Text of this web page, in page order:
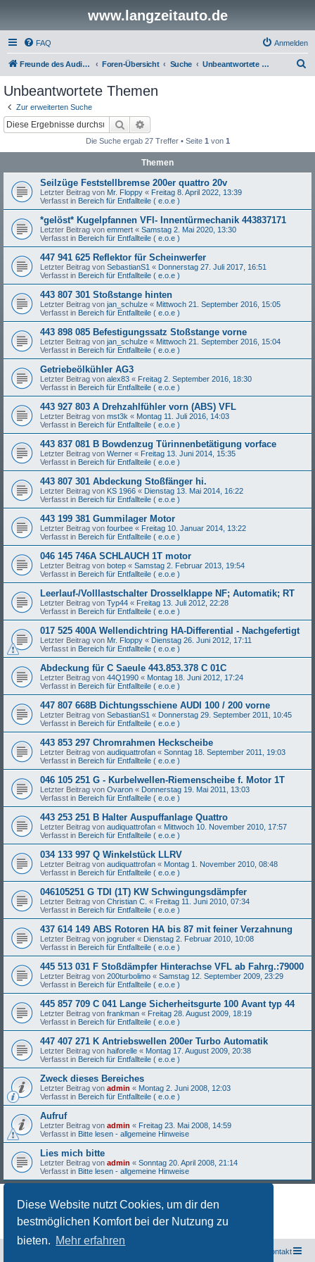
Diese Website nutzt Cookies, um dir den
bestmöglichen Komfort bei der Nutzung zu
bieten. Mehr erfahren
www.langzeitauto.de
FAQ Anmelden
Freunde des Audi Typ 44 e.V. Foren-Übersicht Suche Unbeantwortete Themen
Unbeantwortete Themen
Zur erweiterten Suche
Suche
Die Suche ergab 27 Treffer • Seite 1 von 1
Themen
Seilzüge Feststellbremse 200er quattro 20v
Letzter Beitrag von Mr. Floppy « Freitag 8. April 2022, 13:39
Verfasst in Bereich für Entfallteile ( e.o.e )
*gelöst* Kugelpfannen VFl- Innentürmechanik 443837171
Letzter Beitrag von emmert « Samstag 2. Mai 2020, 13:30
Verfasst in Bereich für Entfallteile ( e.o.e )
447 941 625 Reflektor für Scheinwerfer
Letzter Beitrag von SebastianS1 « Donnerstag 27. Juli 2017, 16:51
Verfasst in Bereich für Entfallteile ( e.o.e )
443 807 301 Stoßstange hinten
Letzter Beitrag von jan_schulze « Mittwoch 21. September 2016, 15:05
Verfasst in Bereich für Entfallteile ( e.o.e )
443 898 085 Befestigungssatz Stoßstange vorne
Letzter Beitrag von jan_schulze « Mittwoch 21. September 2016, 15:04
Verfasst in Bereich für Entfallteile ( e.o.e )
Getriebeölkühler AG3
Letzter Beitrag von alex83 « Freitag 2. September 2016, 18:30
Verfasst in Bereich für Entfallteile ( e.o.e )
443 927 803 A Drehzahlfühler vorn (ABS) VFL
Letzter Beitrag von mst3k « Montag 11. Juli 2016, 14:03
Verfasst in Bereich für Entfallteile ( e.o.e )
443 837 081 B Bowdenzug Türinnenbetätigung vorface
Letzter Beitrag von Werner « Freitag 13. Juni 2014, 15:35
Verfasst in Bereich für Entfallteile ( e.o.e )
443 807 301 Abdeckung Stoßfänger hi.
Letzter Beitrag von KS 1966 « Dienstag 13. Mai 2014, 16:22
Verfasst in Bereich für Entfallteile ( e.o.e )
443 199 381 Gummilager Motor
Letzter Beitrag von fourbee « Freitag 10. Januar 2014, 13:22
Verfasst in Bereich für Entfallteile ( e.o.e )
046 145 746A SCHLAUCH 1T motor
Letzter Beitrag von botep « Samstag 2. Februar 2013, 19:54
Verfasst in Bereich für Entfallteile ( e.o.e )
Leerlauf-/Volllastschalter Drosselklappe NF; Automatik; RT
Letzter Beitrag von Typ44 « Freitag 13. Juli 2012, 22:28
Verfasst in Bereich für Entfallteile ( e.o.e )
017 525 400A Wellendichtring HA-Differential - Nachgefertigt
Letzter Beitrag von Mr. Floppy « Dienstag 26. Juni 2012, 17:11
Verfasst in Bereich für Entfallteile ( e.o.e )
Abdeckung für C Saeule 443.853.378 C 01C
Letzter Beitrag von 44Q1990 « Montag 18. Juni 2012, 17:24
Verfasst in Bereich für Entfallteile ( e.o.e )
447 807 668B Dichtungsschiene AUDI 100 / 200 vorne
Letzter Beitrag von SebastianS1 « Donnerstag 29. September 2011, 10:45
Verfasst in Bereich für Entfallteile ( e.o.e )
443 853 297 Chromrahmen Heckscheibe
Letzter Beitrag von audiquattrofan « Sonntag 18. September 2011, 19:03
Verfasst in Bereich für Entfallteile ( e.o.e )
046 105 251 G - Kurbelwellen-Riemenscheibe f. Motor 1T
Letzter Beitrag von Ovaron « Donnerstag 19. Mai 2011, 13:03
Verfasst in Bereich für Entfallteile ( e.o.e )
443 253 251 B Halter Auspuffanlage Quattro
Letzter Beitrag von audiquattrofan « Mittwoch 10. November 2010, 17:57
Verfasst in Bereich für Entfallteile ( e.o.e )
034 133 997 Q Winkelstück LLRV
Letzter Beitrag von audiquattrofan « Montag 1. November 2010, 08:48
Verfasst in Bereich für Entfallteile ( e.o.e )
046105251 G TDI (1T) KW Schwingungsdämpfer
Letzter Beitrag von Christian C. « Freitag 11. Juni 2010, 07:34
Verfasst in Bereich für Entfallteile ( e.o.e )
437 614 149 ABS Rotoren HA bis 87 mit feiner Verzahnung
Letzter Beitrag von jogruber « Dienstag 2. Februar 2010, 10:08
Verfasst in Bereich für Entfallteile ( e.o.e )
445 513 031 F Stoßdämpfer Hinterachse VFL ab Fahrg.:79000
Letzter Beitrag von 200turbolimo « Samstag 12. September 2009, 23:29
Verfasst in Bereich für Entfallteile ( e.o.e )
445 857 709 C 041 Lange Sicherheitsgurte 100 Avant typ 44
Letzter Beitrag von frankman « Freitag 28. August 2009, 18:19
Verfasst in Bereich für Entfallteile ( e.o.e )
447 407 271 K Antriebswellen 200er Turbo Automatik
Letzter Beitrag von haiforelle « Montag 17. August 2009, 20:38
Verfasst in Bereich für Entfallteile ( e.o.e )
Zweck dieses Bereiches
Letzter Beitrag von admin « Montag 2. Juni 2008, 12:03
Verfasst in Bereich für Entfallteile ( e.o.e )
Aufruf
Letzter Beitrag von admin « Freitag 23. Mai 2008, 14:59
Verfasst in Bitte lesen - allgemeine Hinweise
Lies mich bitte
Letzter Beitrag von admin « Sonntag 20. April 2008, 21:14
Verfasst in Bitte lesen - allgemeine Hinweise
Die Suche ergab 27 Treffer • Seite1von
Kontakt